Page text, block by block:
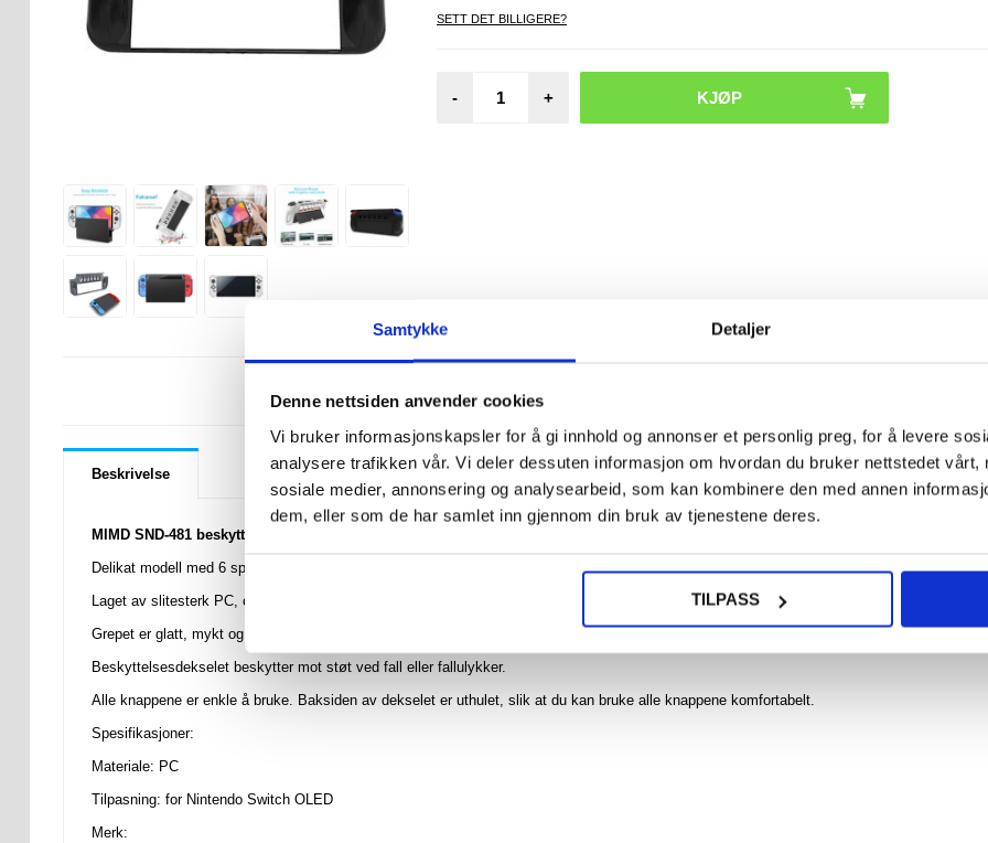
Samtykke Detaljer
Denne nettsiden anvender cookies
Vi bruker informasjonskapsler for å gi innhold og annonser et personlig preg, for å levere
analysere trafikken vår. Vi deler dessuten informasjon om hvordan du bruker nettstedet vårt,
sosiale medier, annonsering og analysearbeid, som kan kombinere den med annen
dem, eller som de har samlet inn gjennom din bruk av tjenestene deres.
TILPASS
SETT DET BILLIGERE?
- +
LURER DU PÅ NOE? SPØR OSS!
Beskrivelse
MIMD SND-481 beskyttelsesdeksel til Nintendo Switch OLED-spillkonsoll for oppbevaring av spillkort - Svart
Delikat modell med 6 spor for spillkort, spillkort er ikke inkludert
Laget av slitesterk PC, og gir Nintendo Switch et glatt og rent utseende
Grepet er glatt, mykt og silkemykt. Non-stick fingeravtrykk er mer behagelig å ta på.
Beskyttelsesdekselet beskytter mot støt ved fall eller fallulykker.
Alle knappene er enkle å bruke. Baksiden av dekselet er uthulet, slik at du kan bruke alle knappene komfortabelt.
Spesifikasjoner:
Materiale: PC
Tilpasning: for Nintendo Switch OLED
Merk: